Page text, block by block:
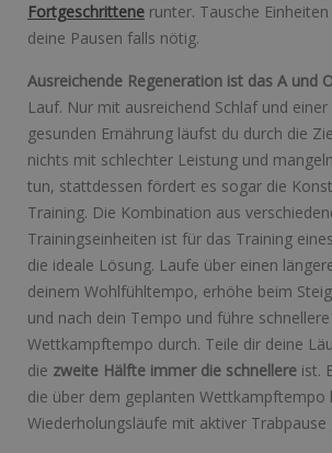
Fortgeschrittene runter. Tausche
deine Pausen falls nötig.
Ausreichende Regeneration ist das A und
Lauf. Nur mit ausreichend Schlaf und einer
gesunden Ernährung läufst du durch die
nichts mit schlechter Leistung und
tun, stattdessen fördert es sogar die
Training. Die Kombination aus
Trainingseinheiten ist für das Training
die ideale Lösung. Laufe über einen
deinem Wohlfühltempo, erhöhe beim
und nach dein Tempo und führe
Wettkampftempo durch. Teile dir deine
die zweite Hälfte immer die schnellere ist.
die über dem geplanten Wettkampftempo
Wiederholungsläufe mit aktiver Trabpause